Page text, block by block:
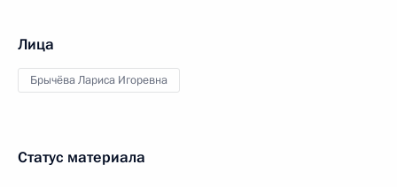
Лица
Брычёва Лариса Игоревна
Статус материала